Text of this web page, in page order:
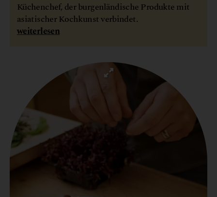
Küchenchef, der burgenländische Produkte mit
asiatischer Kochkunst verbindet.
weiterlesen